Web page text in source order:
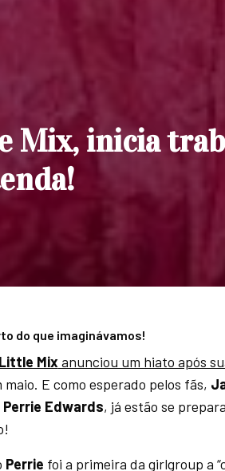
Mix, inicia
do que imaginávamos!
Little Mixanunciou um hiato após
E como esperado pelos fãs,
Perrie Edwards, já estão se
Perrie foi a primeira da girlgroup a